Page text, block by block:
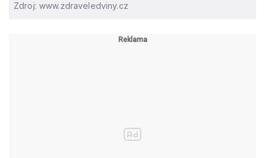
Zdroj: www.zdraveledviny.cz